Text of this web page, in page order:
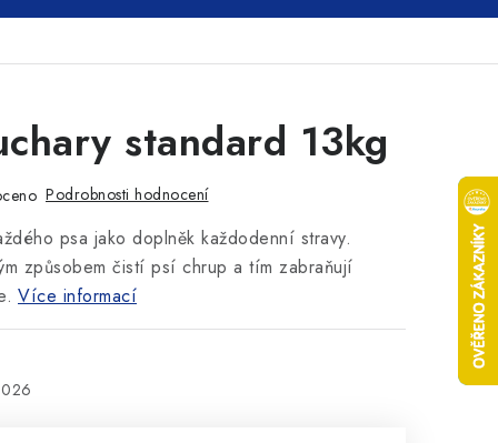
standard 13kg
Podrobnosti hodnocení
psa jako doplněk každodenní stravy.
způsobem čistí psí chrup a tím zabraňují
Více informací